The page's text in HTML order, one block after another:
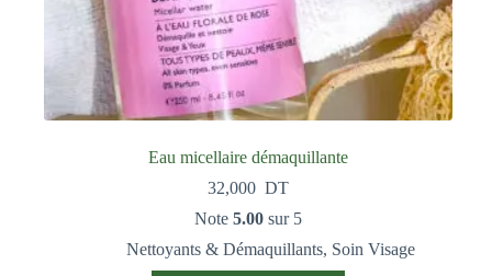
Eau micellaire démaquillante
32,000 DT
Note5.00 sur 5
Nettoyants & Démaquillants, Soin Visage